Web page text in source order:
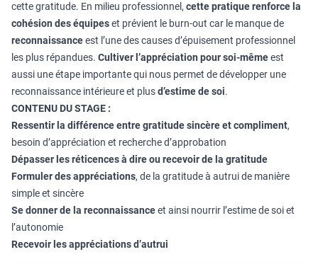
cette gratitude. En milieu professionnel, cette pratique renforce la
cohésion des équipeset prévient le burn-out car le manque de
reconnaissanceest l’une des causes d’épuisement professionnel
les plus répandues. Cultiver l’appréciation pour soi-mêmeest
aussi une étape importante qui nous permet de développer une
reconnaissance intérieure et plusd’estime de soi.
CONTENU DU STAGE :
Ressentir la différence entre gratitude sincère et compliment,
besoin d’appréciation et recherche d’approbation
Dépasser les réticences à dire ou recevoir de la gratitude
Formuler des appréciations, de la gratitude à autrui de manière
simple et sincère
Se donner de la reconnaissanceet ainsi nourrir l’estime de soi et
l’autonomie
Recevoir les appréciations d’autrui